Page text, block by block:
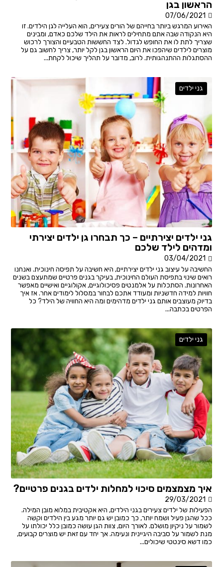
הראשון בגן
07/06/2021
האירוע המרגש ביותר בחייהם של הורים צעירים, הוא העלייה לגן הילדים. זו
היא הנקודה שבה אתם מתחילים לראות את הילד שלכם כאדם, ומבינים
שצריך לתת לו את החופש לגדול. לצד החששות הטבעיים והצורך לרכוש
מוצרים לילדים שיהפכו את היום הראשון בגן לקל יותר, צריך לחשוב גם על
ההסתגלות ההתנהגותית. לרוב, מדובר על תהליך שיכול לקחת...
גני ילדים
גני ילדים יצירתיים – כך תבחרו גן ילדים יצירתי
ומדהים לילד שלכם
03/04/2021
החשיבה על עיצוב גני ילדים יצירתיים, היא חשיבה על תפיסה חינוכית. ואנחנו
רואים שינוי בתפיסת העולם החינוכית, בעיקר בגנים פרטיים שמתעצם בשנים
האחרונות. הסתכלות על אלמנטים פסיכולוגיים, אקולוגיים ואישיים מאפשר
חוויות למידה חדשניות ומעודד אתכם לבחור במסלול לימודים אחר. אז איך
בדיוק מעוצבים אותם גני ילדים מדהימים ומה היא החוויה של הילד? כל
הפרטים בכתבה...
גני ילדים
איך מצמצמים סיכוי למחלות ילדים בגנים פרטיים?
29/03/2021
הפעילות של ילדים צעירים בגני הילדים, היא אקטיבית במלוא מובן המילה.
ככל שהגן פעיל ושמח יותר, כך כמובן יש גם יותר מגע בין הילדים וקשה
לשמור על ניקיון מושלם. לאורך היום, צוות הגן עושה כמובן כלל יכולתו על
מנת לשמור על סביבה היגיינית ונעימה. אך יחד עם זאת יש מוצרים קבועים,
כמו דשא סינטטי שיכולים...